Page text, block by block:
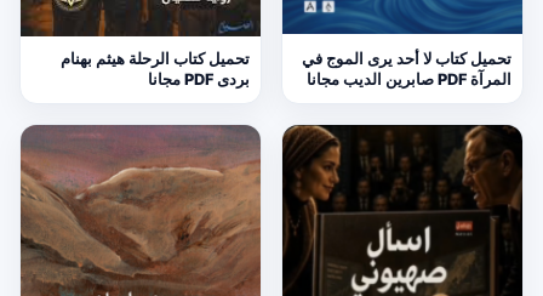
تحميل كتاب لا أحد يرى الموج في
المرآة PDF صابرين الديب مجانا
تحميل كتاب الرحلة هيثم بهنام
بردى PDF مجانا